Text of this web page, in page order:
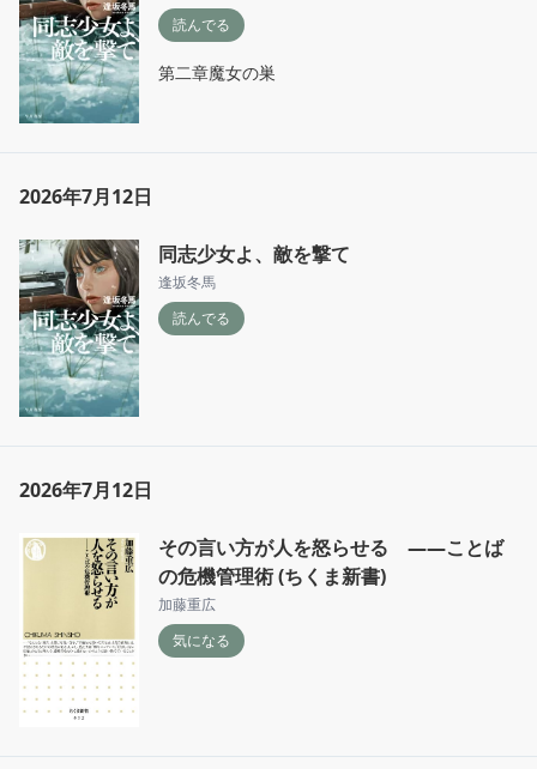
読んでる
第二章魔女の巣
2026年7月12日
同志少女よ、敵を撃て
逢坂冬馬
読んでる
2026年7月12日
その言い方が人を怒らせる ――ことば
の危機管理術 (ちくま新書)
加藤重広
気になる